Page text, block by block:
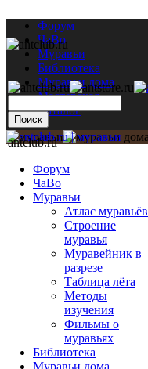
Форум
ЧаВо
Муравьи
Библиотека
Муравьи дома
Мастерская
Каталог
antclub.ru
Форум
ЧаВо
Муравьи
Атлас муравьёв
Строение
муравья
Муравейник в
разрезе
Таблица лёта
Методы
изучения
Фильмы о
муравьях
Библиотека
Муравьи дома